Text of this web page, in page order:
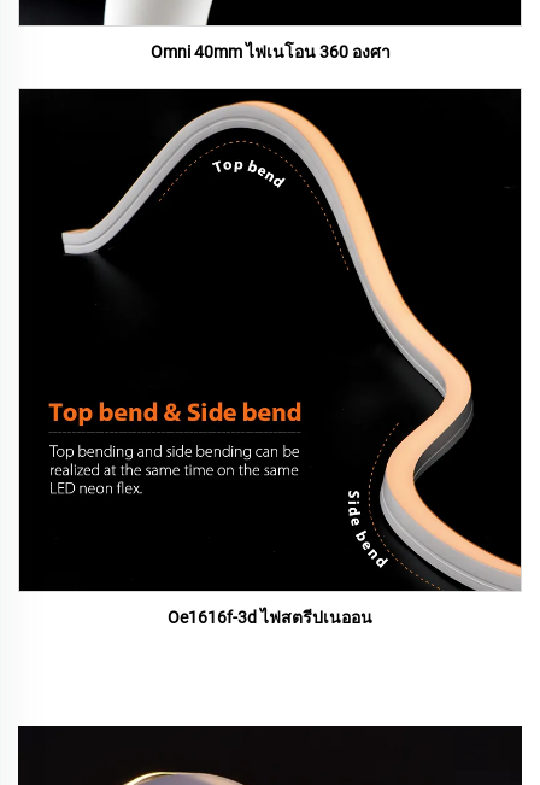
Omni 40mm ไฟเนโอน 360 องศา
Oe1616f-3d ไฟสตรีปเนออน